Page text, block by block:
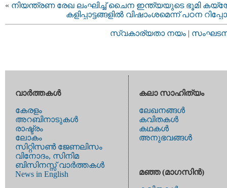
« നിയന്ത്രണ രേഖ ലംഘിച്ച് ചൈന ഇന്ത്യയുടെ ഭൂമി
കളിപ്പാട്ടങ്ങളില്‍ വിഷാംശമെന്ന് പഠന
സ്വകാര്യതാ നയം |
വാര്‍ത്തകള്‍
കേരളം
അറബിനാടുകള്‍
രാഷ്ട്രം
ലോകം
സിറ്റിസണ്‍ ജേണലിസം
വിനോദം, സിനിമ
ബിസിനസ്സ് വാര്‍ത്തകള്‍
News in English
കലാ സാഹിത്യം
ലേഖനങ്ങള്‍
കവിതകള്‍
കഥകള്‍
അനുഭവങ്ങള്‍
മഞ്ഞ (മാഗസിന്‍)